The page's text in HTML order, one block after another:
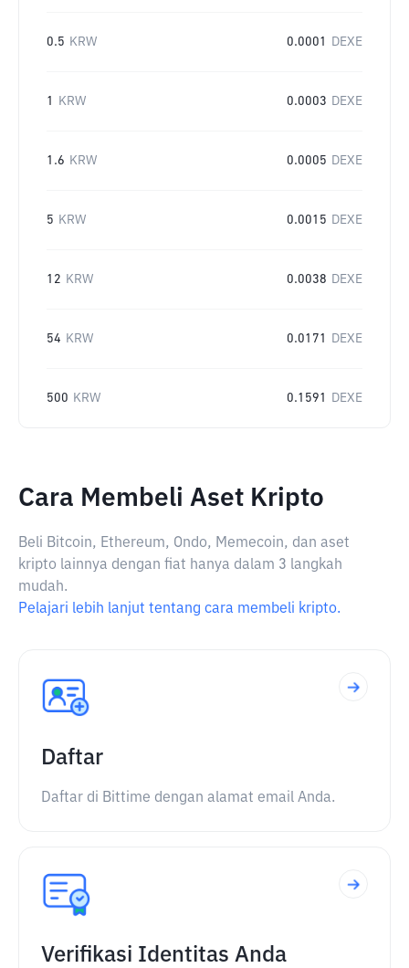
0.5 KRW 0.0001 DEXE
1 KRW 0.0003 DEXE
1.6 KRW 0.0005 DEXE
5 KRW 0.0015 DEXE
12 KRW 0.0038 DEXE
54 KRW 0.0171 DEXE
500 KRW 0.1591 DEXE
Cara Membeli Aset Kripto
Beli Bitcoin, Ethereum, Ondo, Memecoin, dan aset
kripto lainnya dengan fiat hanya dalam 3 langkah
mudah.
Pelajari lebih lanjut tentang cara membeli kripto.
Daftar
Daftar di Bittime dengan alamat email Anda.
Verifikasi Identitas Anda